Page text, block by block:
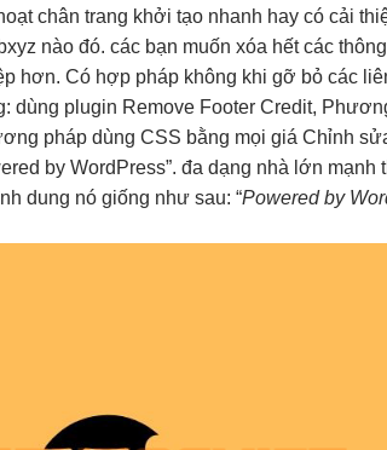
chân trang khởi tạo nhanh hay cócải
nào đó. các bạn muốn xóa hết các
hơn. Có hợp pháp không khi gỡ bỏ các
plugin Remove Footer Credit,
pháp dùng CSS bằng mọi giá Chỉnh
by WordPress”. đa dạng nhà lớn
dung nó giống như sau: “Powered by